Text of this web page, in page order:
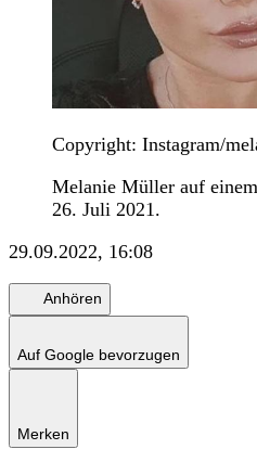
Copyright: Instagram/
Melanie Müller auf
26. Juli 2021.
29.09.2022, 16:08
Anhören
Auf Google bevorzugen
Merken